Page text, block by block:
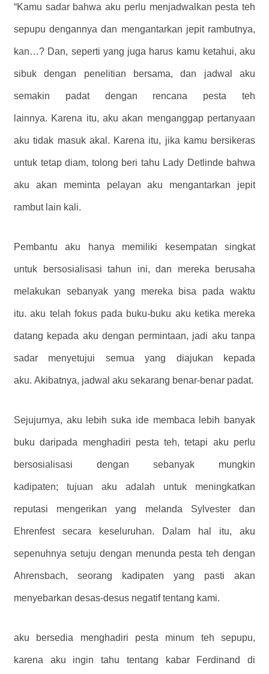
“Kamu sadar bahwa aku perlu menjadwalkan pesta teh
sepupu dengannya dan mengantarkan jepit rambutnya,
kan…? Dan, seperti yang juga harus kamu ketahui, aku
sibuk dengan penelitian bersama, dan jadwal aku
semakin padat dengan rencana pesta teh
lainnya. Karena itu, aku akan menganggap pertanyaan
aku tidak masuk akal. Karena itu, jika kamu bersikeras
untuk tetap diam, tolong beri tahu Lady Detlinde bahwa
aku akan meminta pelayan aku mengantarkan jepit
rambut lain kali.
Pembantu aku hanya memiliki kesempatan singkat
untuk bersosialisasi tahun ini, dan mereka berusaha
melakukan sebanyak yang mereka bisa pada waktu
itu. aku telah fokus pada buku-buku aku ketika mereka
datang kepada aku dengan permintaan, jadi aku tanpa
sadar menyetujui semua yang diajukan kepada
aku. Akibatnya, jadwal aku sekarang benar-benar padat.
Sejujurnya, aku lebih suka ide membaca lebih banyak
buku daripada menghadiri pesta teh, tetapi aku perlu
bersosialisasi dengan sebanyak mungkin
kadipaten; tujuan aku adalah untuk meningkatkan
reputasi mengerikan yang melanda Sylvester dan
Ehrenfest secara keseluruhan. Dalam hal itu, aku
sepenuhnya setuju dengan menunda pesta teh dengan
Ahrensbach, seorang kadipaten yang pasti akan
menyebarkan desas-desus negatif tentang kami.
aku bersedia menghadiri pesta minum teh sepupu,
karena aku ingin tahu tentang kabar Ferdinand di